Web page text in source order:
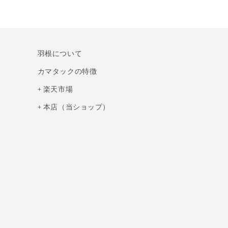
羽根について
カマタックの特徴
+ 楽天市場
+ 本店（当ショップ）